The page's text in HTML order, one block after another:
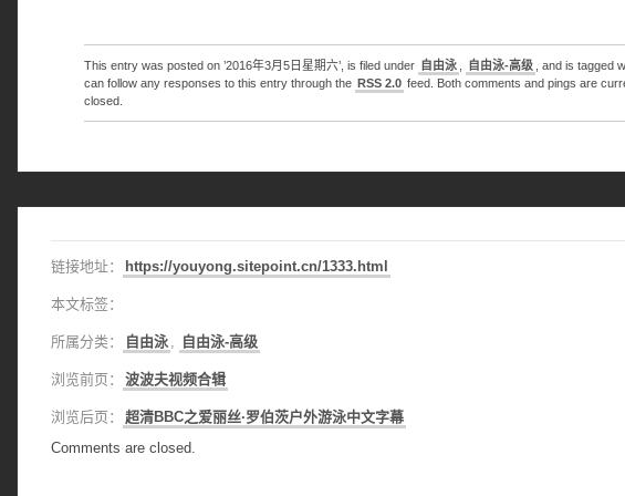
This entry was posted on ’2016年3月5日星期六’, is filed under 自由泳 自由泳-高级
, and is tagged
can follow any responses to this entry through the RSS 2.0 feed. Both comments and pings are
closed.
链接地址： https://youyong.sitepoint.cn/1333.html
本文标签：
所属分类： 自由泳 , 自由泳-高级
浏览前页： 波波夫视频合辑
浏览后页：
超清BBC之爱丽丝·罗伯茨户外游泳中文字幕
Comments are closed.